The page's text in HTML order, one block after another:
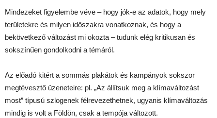
Mindezeket figyelembe véve – hogy jók-e az adatok, hogy mely
területekre és milyen időszakra vonatkoznak, és hogy a
bekövetkező változást mi okozta – tudunk elég kritikusan és
sokszínűen gondolkodni a témáról.
Az előadó kitért a sommás plakátok és kampányok sokszor
megtévesztő üzeneteire: pl. „Az állítsuk meg a klímaváltozást
most” típusú szlogenek félrevezethetnek, ugyanis klímaváltozás
mindig is volt a Földön, csak a tempója változott.